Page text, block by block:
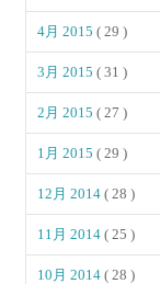
4月 2015( 29 )
3月 2015( 31 )
2月 2015( 27 )
1月 2015( 29 )
12月 2014( 28 )
11月 2014( 25 )
10月 2014( 28 )